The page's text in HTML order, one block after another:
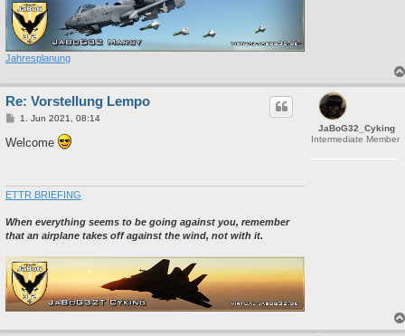
Jahresplanung
JaBoG32_Cyking
Intermediate Member
Re: Vorstellung Lempo
B
i
t
1. Jun 2021, 08:14
Welcome
ETTR BRIEFING
When everything seems to be going against you, remember
that an airplane takes off against the wind, not with it.